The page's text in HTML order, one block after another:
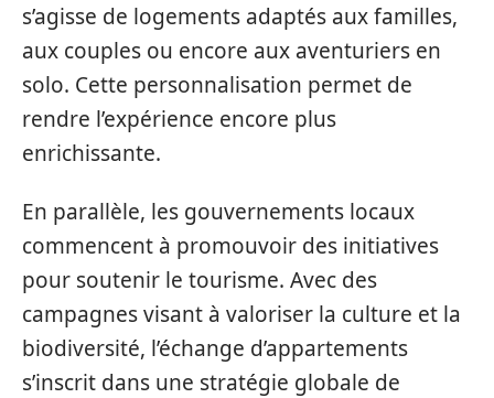
s’agisse de logements adaptés aux familles,
aux couples ou encore aux aventuriers en
solo. Cette personnalisation permet de
rendre l’expérience encore plus
enrichissante.
En parallèle, les gouvernements locaux
commencent à promouvoir des initiatives
pour soutenir le tourisme. Avec des
campagnes visant à valoriser la culture et la
biodiversité, l’échange d’appartements
s’inscrit dans une stratégie globale de